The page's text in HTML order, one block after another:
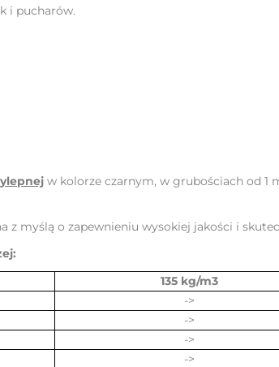
i pucharów.
w kolorze czarnym, w grubościach od 1
z myślą o zapewnieniu wysokiej jakości i
135 kg/m3
->
->
->
->